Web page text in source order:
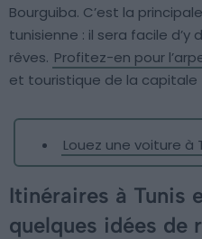
Bourguiba. C’est la
tunisienne : il sera facile d’y
rêves. Profitez-en pour
et touristique de la capitale
Louez une voiture à
Itinéraires à Tunis
quelques idées de